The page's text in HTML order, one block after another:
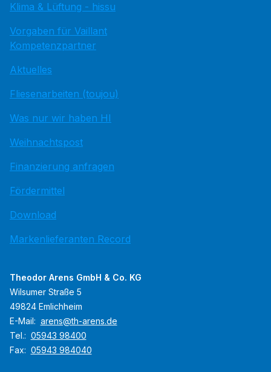
Klima & Lüftung - hissu
Vorgaben für Vaillant
Kompetenzpartner
Aktuelles
Fliesenarbeiten (toujou)
Was nur wir haben HI
Weihnachtspost
Finanzierung anfragen
Fördermittel
Download
Markenlieferanten Record
Theodor Arens GmbH & Co. KG
Wilsumer Straße 5
49824 Emlichheim
E-Mail: arens@th-arens.de
Tel.: 05943 98400
Fax: 05943 984040